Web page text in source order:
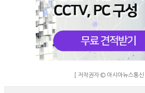
[ 저작권자 © 아시아뉴스통신 ]